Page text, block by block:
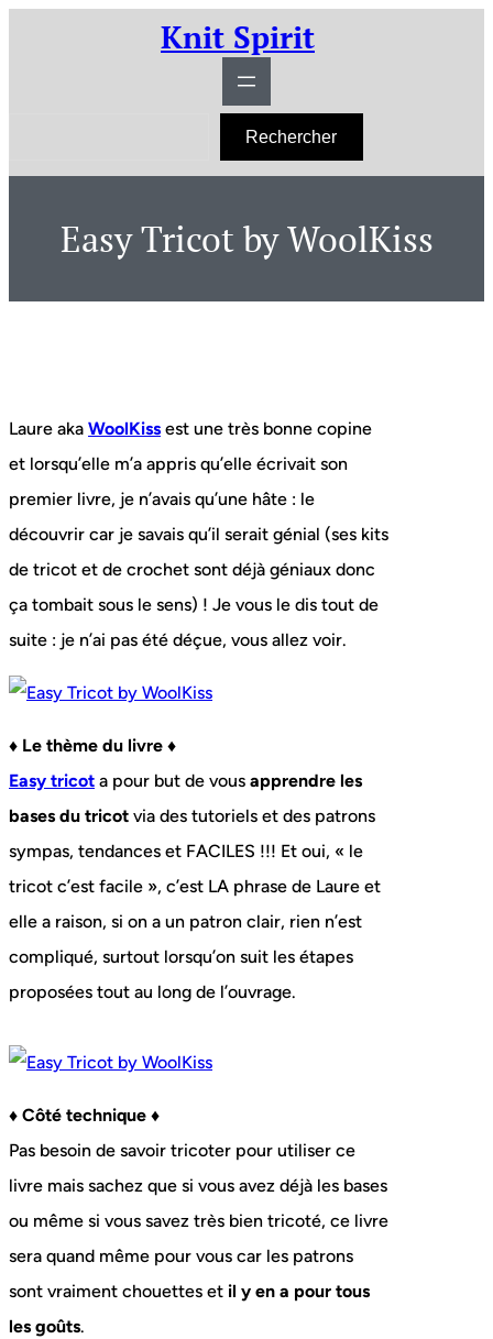
Knit Spirit
h
Rechercher
Easy Tricot by WoolKiss
Laure aka WoolKiss est une très bonne copine
et lorsqu’elle m’a appris qu’elle écrivait son
premier livre, je n’avais qu’une hâte : le
découvrir car je savais qu’il serait génial (ses kits
de tricot et de crochet sont déjà géniaux donc
ça tombait sous le sens) ! Je vous le dis tout de
suite : je n’ai pas été déçue, vous allez voir.
♦ Le thème du livre ♦
Easy tricot a pour but de vous apprendre les
bases du tricot via des tutoriels et des patrons
sympas, tendances et FACILES !!! Et oui, « le
tricot c’est facile », c’est LA phrase de Laure et
elle a raison, si on a un patron clair, rien n’est
compliqué, surtout lorsqu’on suit les étapes
proposées tout au long de l’ouvrage.
♦ Côté technique ♦
Pas besoin de savoir tricoter pour utiliser ce
livre mais sachez que si vous avez déjà les bases
ou même si vous savez très bien tricoté, ce livre
sera quand même pour vous car les patrons
sont vraiment chouettes et il y en a pour tous
les goûts.